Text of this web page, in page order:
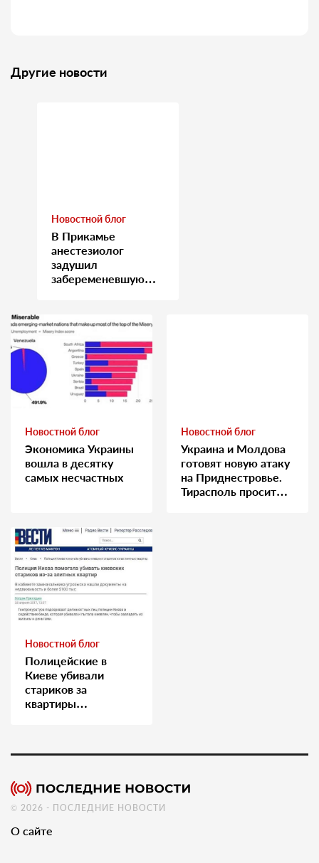
Другие новости
Новостной блог
В Прикамье
анестезиолог
задушил
забеременевшую
Новостной блог
Экономика Украины
вошла в десятку
самых несчастных
Новостной блог
Украина и Молдова
готовят новую атаку
на Приднестровье.
Тирасполь просит
Новостной блог
Полицейские в
Киеве убивали
стариков за
квартиры…
© 2026 - ПОСЛЕДНИЕ НОВОСТИ
О сайте